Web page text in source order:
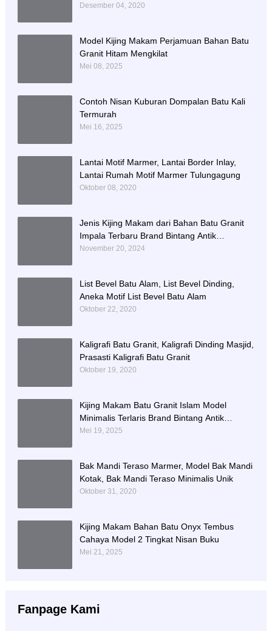
Tulungagung
Desember 04, 2020
Model Kijing Makam Perjamuan Bahan Batu
Granit Hitam Mengkilat
Mei 08, 2025
Contoh Nisan Kuburan Dompalan Batu Kali
Termurah
Mei 16, 2025
Lantai Motif Marmer, Lantai Border Inlay,
Lantai Rumah Motif Marmer Tulungagung
Oktober 08, 2020
Jenis Kijing Makam dari Bahan Batu Granit
Impala Terbaru Brand Bintang Antik
Sejahtera
November 20, 2024
List Bevel Batu Alam, List Bevel Dinding,
Aneka Motif List Bevel Batu Alam
Oktober 22, 2020
Kaligrafi Batu Granit, Kaligrafi Dinding Masjid,
Prasasti Kaligrafi Batu Granit
Oktober 19, 2020
Kijing Makam Batu Granit Islam Model
Minimalis Terlaris Brand Bintang Antik
Sejahtera
Mei 19, 2025
Bak Mandi Teraso Marmer, Model Bak Mandi
Kotak, Bak Mandi Teraso Minimalis Unik
Oktober 31, 2020
Kijing Makam Bahan Batu Onyx Tembus
Cahaya Model 2 Tingkat Nisan Buku
Mei 21, 2025
Fanpage Kami